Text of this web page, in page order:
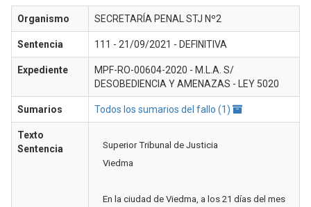
Sumarios del STJ
Manual del Usuario
Organismo SECRETARÍA PENAL STJ Nº2
Sentencia 111 - 21/09/2021 - DEFINITIVA
Expediente
MPF-RO-00604-2020 - M.L.A. S/
DESOBEDIENCIA Y AMENAZAS - LEY 5020
Sumarios Todos los sumarios del fallo (1)
Texto
Sentencia
Superior Tribunal de Justicia
Viedma
En la ciudad de Viedma, a los 21 días del mes